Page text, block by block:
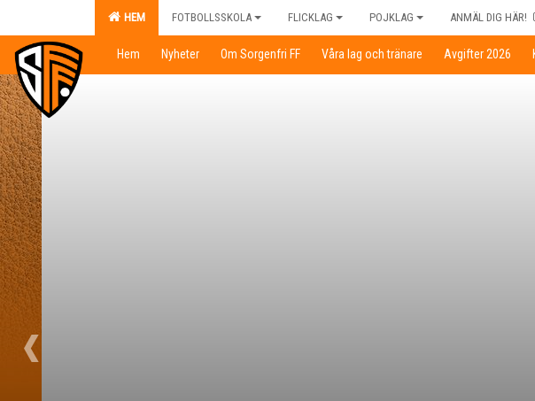
HEM FOTBOLLSSKOLA FLICKLAG POJKLAG ANMÄL DIG HÄR!
Hem Nyheter Om Sorgenfri FF Våra lag och tränare Avgifter 2026
‹